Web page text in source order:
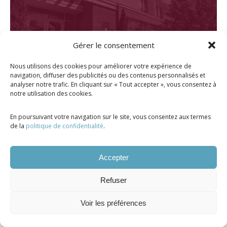
Gérer le consentement
Nous utilisons des cookies pour améliorer votre expérience de
navigation, diffuser des publicités ou des contenus personnalisés et
analyser notre trafic. En cliquant sur « Tout accepter », vous consentez à
notre utilisation des cookies.
En poursuivant votre navigation sur le site, vous consentez aux termes
de la politique de confidentialité.
Accepter
Refuser
Voir les préférences
Tous droits réservés ©. 2026. Manoir Saint-
Propulsé par Altitude Stratégies